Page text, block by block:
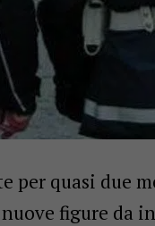
per quasi due
figure da